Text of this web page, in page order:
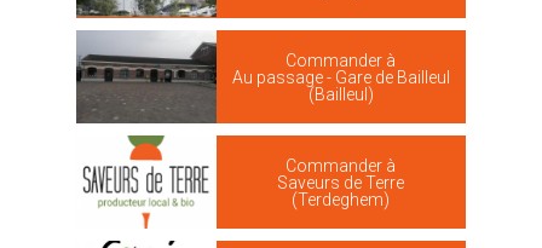
Commander à
Au passage - Gare de Bailleul
(Bailleul)
Commander à
Saveurs de Terre
(Terdeghem)